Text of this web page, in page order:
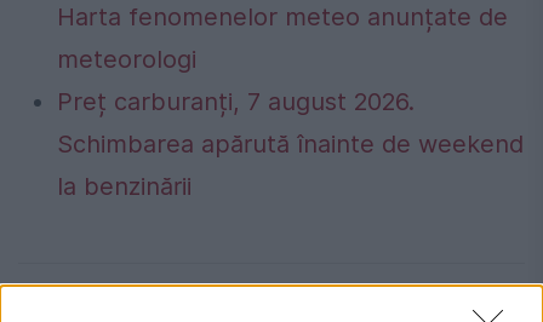
Harta fenomenelor meteo anunțate de
meteorologi
Preț carburanți, 7 august 2026.
Schimbarea apărută înainte de weekend
la benzinării